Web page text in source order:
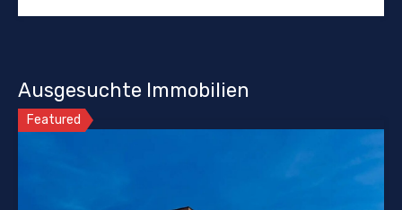
Ausgesuchte Immobilien
Featured